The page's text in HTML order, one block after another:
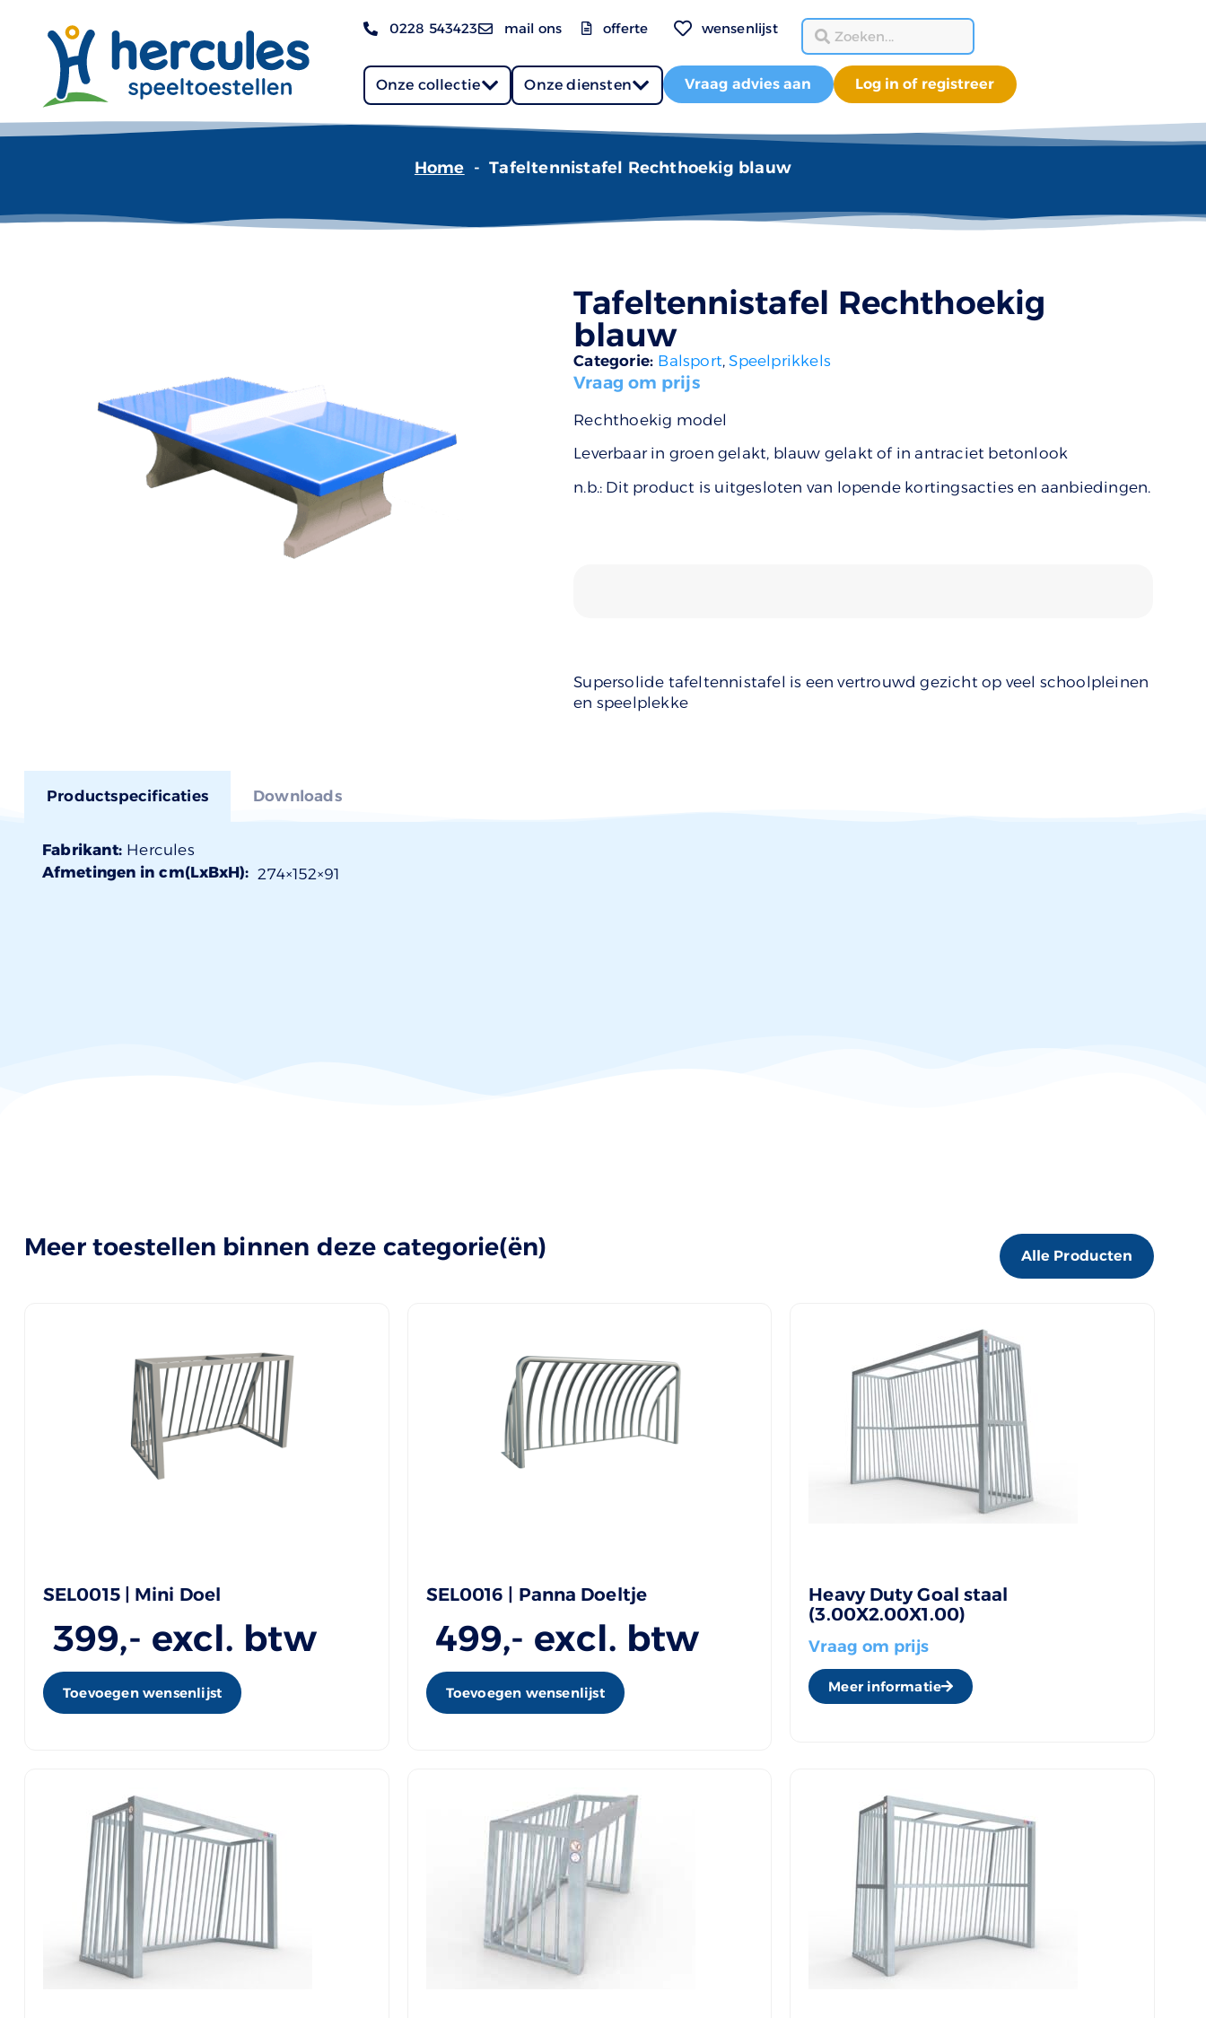
0228 543423 mail ons offerte wensenlijst
Onze collectie Onze diensten Vraag advies aan Log in of registreer
Home - Tafeltennistafel Rechthoekig blauw
Tafeltennistafel Rechthoekig
blauw
Categorie: Balsport, Speelprikkels
Vraag om prijs
Rechthoekig model
Leverbaar in groen gelakt, blauw gelakt of in antraciet betonlook
n.b.: Dit product is uitgesloten van lopende kortingsacties en aanbiedingen.
Supersolide tafeltennistafel is een vertrouwd gezicht op veel schoolpleinen
en speelplekke
Productspecificaties Downloads
Fabrikant: Hercules
Afmetingen in cm(LxBxH): 274×152×91
Meer toestellen binnen deze categorie(ën) Alle Producten
SEL0015 | Mini Doel
399,- excl. btw
Toevoegen wensenlijst
SEL0016 | Panna Doeltje
499,- excl. btw
Toevoegen wensenlijst
Heavy Duty Goal staal
(3.00X2.00X1.00)
Vraag om prijs
Meer informatie